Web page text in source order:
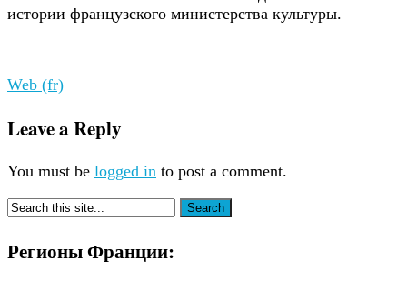
истории французского министерства культуры.
Web (fr)
Leave a Reply
You must be logged in to post a comment.
Регионы Франции: